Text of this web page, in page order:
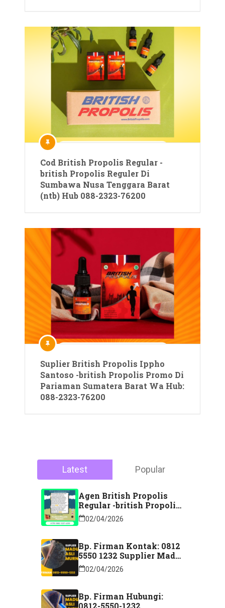
Cod British Propolis Regular -
british Propolis Reguler Di
Sumbawa Nusa Tenggara Barat
(ntb) Hub 088-2323-76200
Suplier British Propolis Ippho
Santoso -british Propolis Promo Di
Pariaman Sumatera Barat Wa Hub:
088-2323-76200
Latest Popular
Agen British Propolis
Regular -british Propolis
Regular Di Majene
Sulawesi Barat Hubungi
02/04/2026
Bp. Firman Kontak: 0812
5550 1232 Supplier Madu
Asli Murni Sidoarjo
Jawa Timur
02/04/2026
Bp. Firman Hubungi:
0812-5550-1232